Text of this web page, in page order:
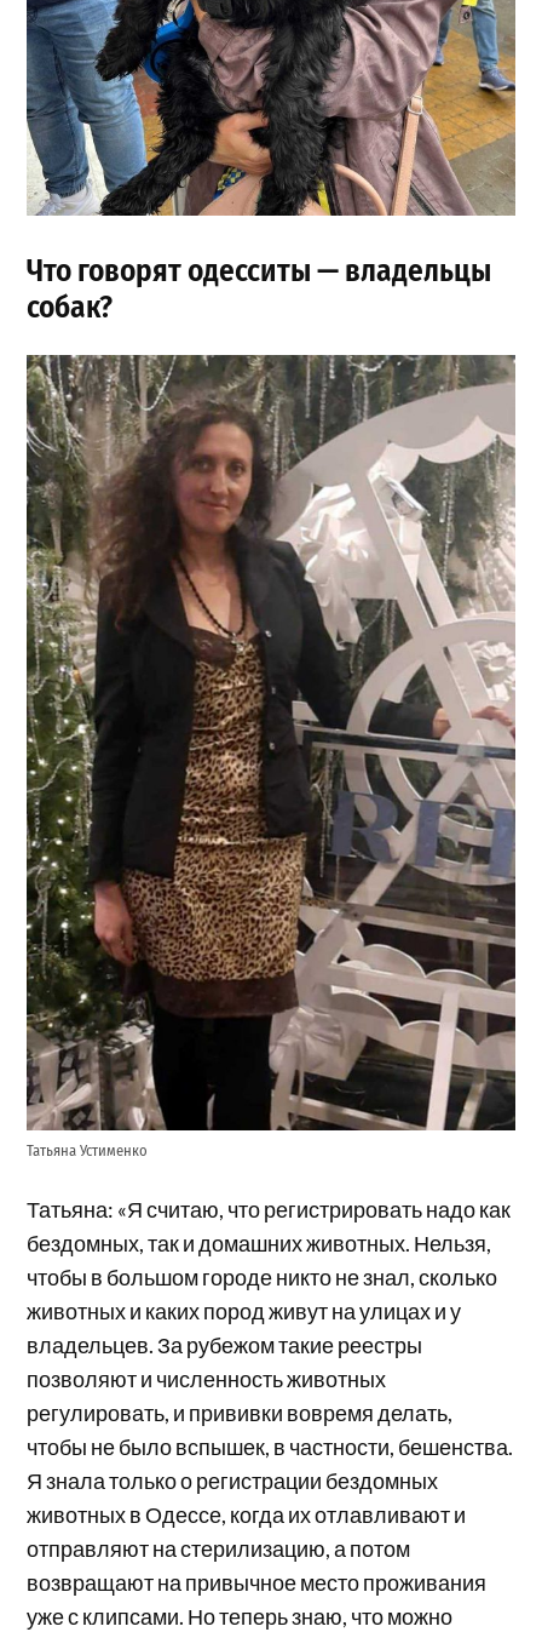
Что говорят одесситы — владельцы
собак?
Татьяна Устименко
Татьяна: «Я считаю, что регистрировать надо как
бездомных, так и домашних животных. Нельзя,
чтобы в большом городе никто не знал, сколько
животных и каких пород живут на улицах и у
владельцев. За рубежом такие реестры
позволяют и численность животных
регулировать, и прививки вовремя делать,
чтобы не было вспышек, в частности, бешенства.
Я знала только о регистрации бездомных
животных в Одессе, когда их отлавливают и
отправляют на стерилизацию, а потом
возвращают на привычное место проживания
уже с клипсами. Но теперь знаю, что можно